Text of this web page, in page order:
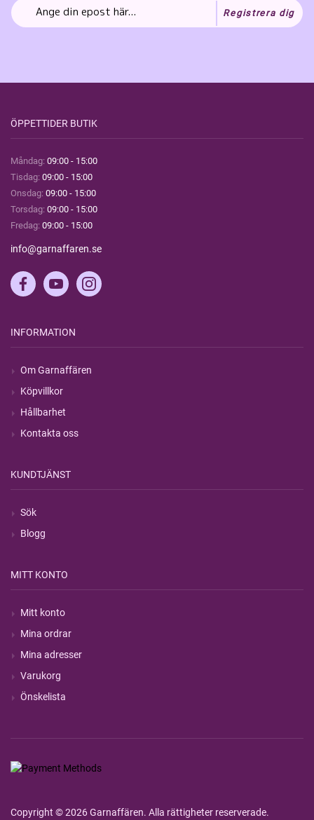
Registrera dig
ÖPPETTIDER BUTIK
Måndag: 09:00 - 15:00
Tisdag: 09:00 - 15:00
Onsdag: 09:00 - 15:00
Torsdag: 09:00 - 15:00
Fredag: 09:00 - 15:00
info@garnaffaren.se
INFORMATION
Om Garnaffären
Köpvillkor
Hållbarhet
Kontakta oss
KUNDTJÄNST
Sök
Blogg
MITT KONTO
Mitt konto
Mina ordrar
Mina adresser
Varukorg
Önskelista
Copyright © 2026 Garnaffären. Alla rättigheter reserverade.